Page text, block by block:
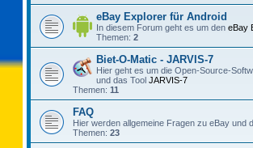
eBay Explorer für Android
In diesem Forum geht es um den eBay
Themen: 2
Biet-O-Matic - JARVIS-7
Hier geht es um die Open-Source-
und das Tool JARVIS-7
Themen: 11
FAQ
Hier werden allgemeine Fragen zu eBay und
Themen: 23